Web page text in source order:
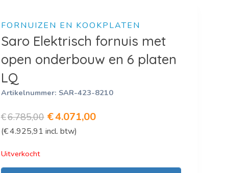
FORNUIZEN EN KOOKPLATEN
Saro Elektrisch fornuis met
open onderbouw en 6 platen
LQ
Artikelnummer: SAR-423-8210
€6.785,00 Oorspronkelijke
prijs
€6.785,00.
€4.071,00Huidige
€4.071,00.
(€4.925,91 incl. btw)
Uitverkocht